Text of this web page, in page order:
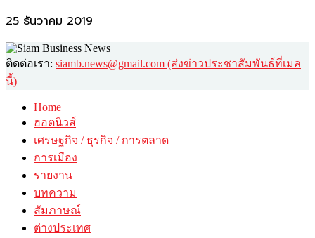
25 ธันวาคม 2019
ติดต่อเรา: siamb.news@gmail.com (ส่งข่าวประชาสัมพันธ์ที่เมล
นี้)
Home
ฮอตนิวส์
เศรษฐกิจ / ธุรกิจ / การตลาด
การเมือง
รายงาน
บทความ
สัมภาษณ์
ต่างประเทศ